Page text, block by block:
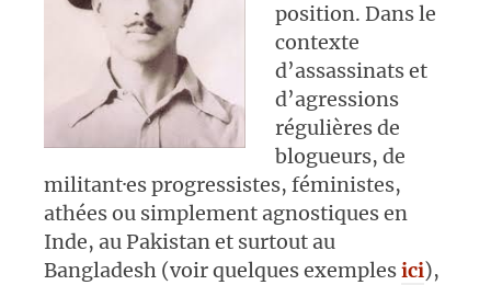
position. Dans le
contexte
d’assassinats et
d’agressions
régulières de
blogueurs, de
militant·es progressistes, féministes,
athées ou simplement agnostiques en
Inde, au Pakistan et surtout au
Bangladesh (voir quelques exemplesici),